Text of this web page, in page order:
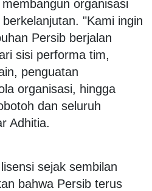
organisasi
"Kami ingin
Persib berjalan
sisi performa tim,
penguatan
organisasi, hingga
dan seluruh
Adhitia.
sejak sembilan
bahwa Persib terus